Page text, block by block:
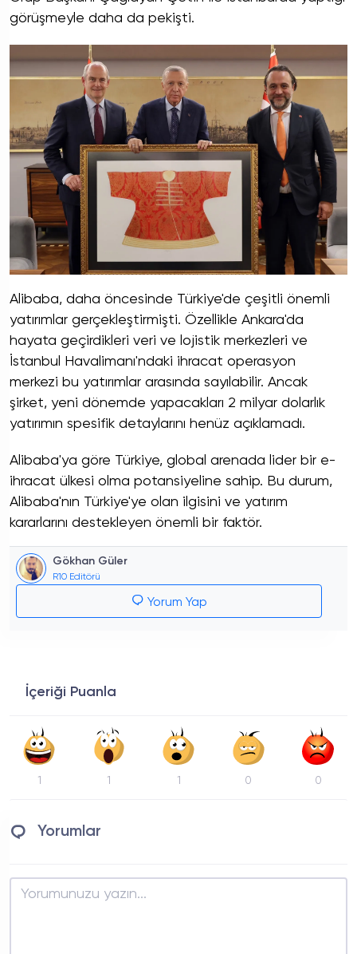
görüşmeyle daha da pekişti.
Alibaba, daha öncesinde Türkiye'de çeşitli önemli
yatırımlar gerçekleştirmişti. Özellikle Ankara'da
hayata geçirdikleri veri ve lojistik merkezleri ve
İstanbul Havalimanı'ndaki ihracat operasyon
merkezi bu yatırımlar arasında sayılabilir. Ancak
şirket, yeni dönemde yapacakları 2 milyar dolarlık
yatırımın spesifik detaylarını henüz açıklamadı.
Alibaba'ya göre Türkiye, global arenada lider bir e-
ihracat ülkesi olma potansiyeline sahip. Bu durum,
Alibaba'nın Türkiye'ye olan ilgisini ve yatırım
kararlarını destekleyen önemli bir faktör.
Gökhan Güler
R10 Editörü
Yorum Yap
İçeriği Puanla
1 1 1 0 0
Yorumlar